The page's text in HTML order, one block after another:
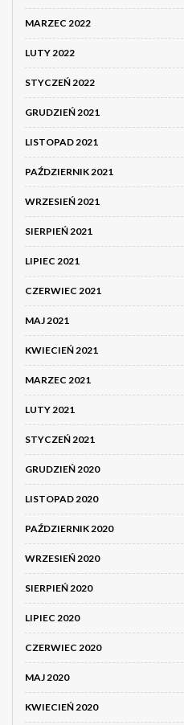
MARZEC 2022
LUTY 2022
STYCZEŃ 2022
GRUDZIEŃ 2021
LISTOPAD 2021
PAŹDZIERNIK 2021
WRZESIEŃ 2021
SIERPIEŃ 2021
LIPIEC 2021
CZERWIEC 2021
MAJ 2021
KWIECIEŃ 2021
MARZEC 2021
LUTY 2021
STYCZEŃ 2021
GRUDZIEŃ 2020
LISTOPAD 2020
PAŹDZIERNIK 2020
WRZESIEŃ 2020
SIERPIEŃ 2020
LIPIEC 2020
CZERWIEC 2020
MAJ 2020
KWIECIEŃ 2020